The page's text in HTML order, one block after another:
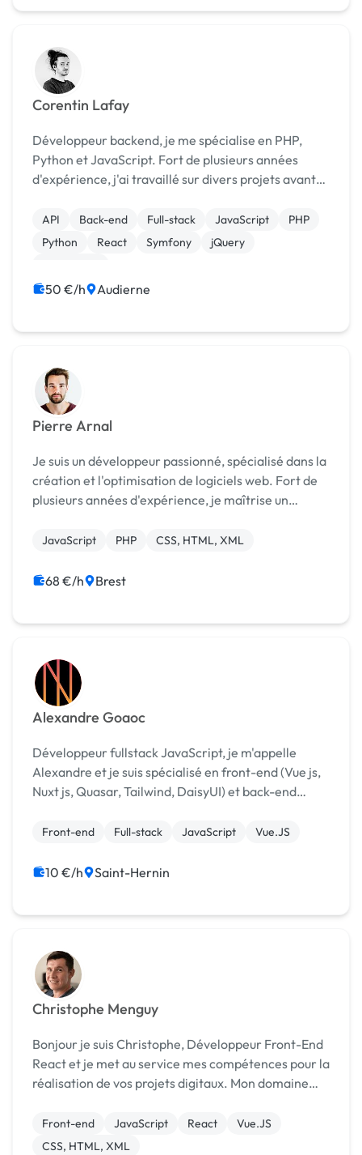
Corentin Lafay
Développeur backend, je me spécialise en PHP,
Python et JavaScript. Fort de plusieurs années
d'expérience, j'ai travaillé sur divers projets avant
J'accompagne aussi bien des startups que d...
API Back-end Full-stack JavaScript
PHP
Python
React Symfony
jQuery
50 €/h Audierne
Pierre Arnal
Je suis un développeur passionné, spécialisé dans la
création et l'optimisation de logiciels web. Fort de
plusieurs années d'expérience, je maîtrise un
JavaScript, CSS, XML, et HTML5. Mon expertise
JavaScript PHP CSS, HTML, XML
68 €/h Brest
Alexandre Goaoc
Développeur fullstack JavaScript, je m'appelle
Alexandre et je suis spécialisé en front-end (Vue js,
Nuxt js, Quasar, Tailwind, DaisyUI) et back-end
développement et l'optimisation d'application...
Front-end Full-stack JavaScript Vue.JS
10 €/h Saint-Hernin
Christophe Menguy
Bonjour je suis Christophe, Développeur Front-End
React et je met au service mes compétences pour la
réalisation de vos projets digitaux. Mon domaine
CSS : Bootstrap et Tailwind • React JS
Front-end JavaScript React
Vue.JS
CSS, HTML, XML